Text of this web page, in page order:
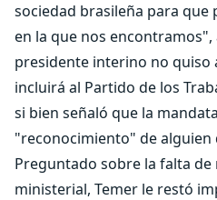
sociedad brasileña para que
en la que nos encontramos",
presidente interino no quiso
incluirá al Partido de los
si bien señaló que la
"reconocimiento" de alguien
Preguntado sobre la falta
ministerial, Temer le restó